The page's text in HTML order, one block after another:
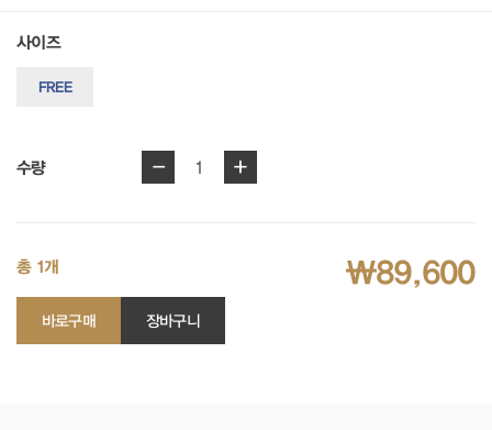
사이즈
FREE
수량 - 1 +
총 1개 ₩89,600
바로구매 장바구니